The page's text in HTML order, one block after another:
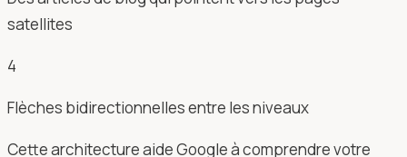
satellites
4
Flèches bidirectionnelles entre les niveaux
Cette architecture aide Google à comprendre votre